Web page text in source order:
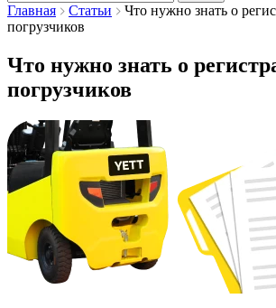
Главная Статьи
Что нужно знать о
погрузчиков
Что нужно знать о
погрузчиков